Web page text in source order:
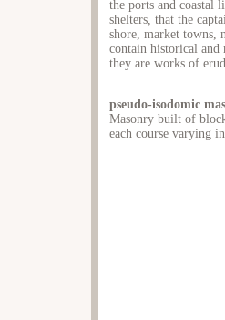
the ports and coastal
shelters, that the
shore, market towns,
contain historical
they are works of
pseudo-isodomic
Masonry built of
each course varying